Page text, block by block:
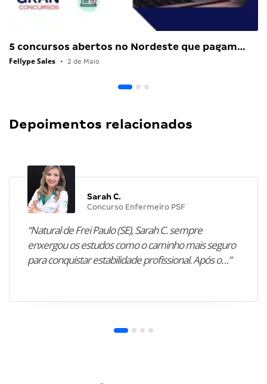
5 concursos abertos no Nordeste que pagam…
Fellype Sales • 2 de Maio
Depoimentos relacionados
Sarah C.
Concurso Enfermeiro PSF
“Natural de Frei Paulo (SE), Sarah C. sempre
enxergou os estudos como o caminho mais seguro
para conquistar estabilidade profissional. Após o…”